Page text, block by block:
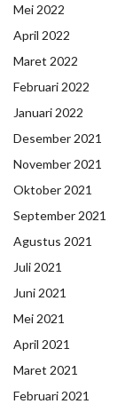
Mei 2022
April 2022
Maret 2022
Februari 2022
Januari 2022
Desember 2021
November 2021
Oktober 2021
September 2021
Agustus 2021
Juli 2021
Juni 2021
Mei 2021
April 2021
Maret 2021
Februari 2021